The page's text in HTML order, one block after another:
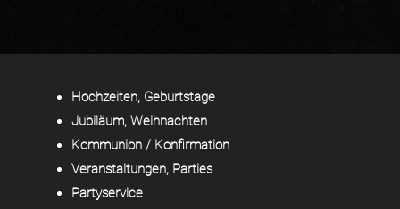
Hochzeiten, Geburtstage
Jubiläum, Weihnachten
Kommunion / Konfirmation
Veranstaltungen, Parties
Partyservice